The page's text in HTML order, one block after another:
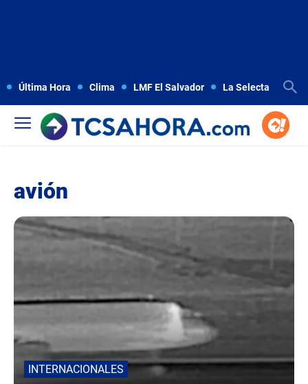
Última Hora Clima LMF El Salvador La Selecta
avión
INTERNACIONALES